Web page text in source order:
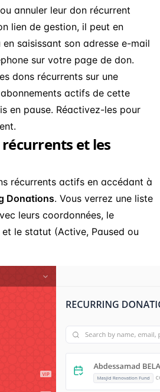
annuler leur don récurrent
lien de gestion, il peut en
saisissant son adresse e-mail
sur votre page de don.
dons récurrents sur une
actifs de cette
en pause. Réactivez-les pour
récurrents et les
récurrents actifs en accédant à
Donations. Vous verrez une liste
leurs coordonnées, le
le statut (Active, Paused ou